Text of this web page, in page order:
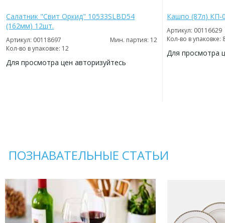
Салатник "Свит Оркид" 10533SLBD54
(162мм) 12шт.
Артикул: 00118697
Мин. партия: 12
Кол-во в упаковке: 12
Для просмотра цен авторизуйтесь
Кашпо (87л) КП-
Артикул: 00116629
Кол-во в упаковке:
Для просмотра
ПОЗНАВАТЕЛЬНЫЕ СТАТЬИ